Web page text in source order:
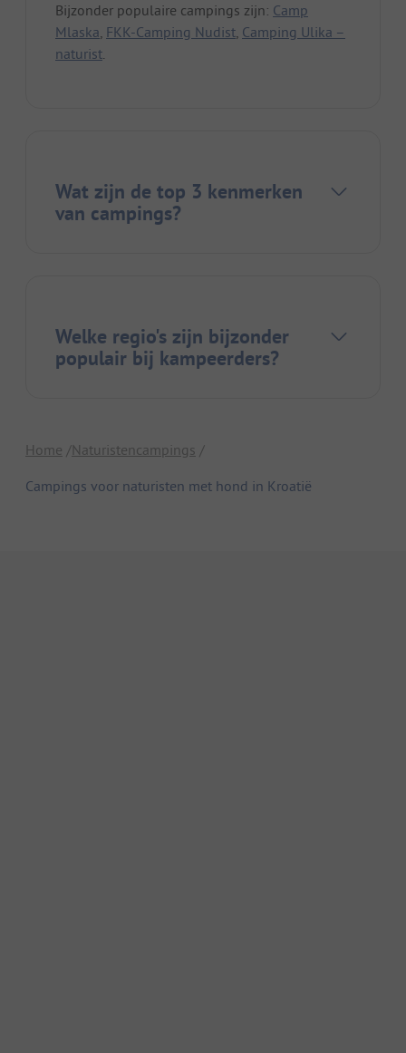
Bijzonder populaire campings zijn: Camp
Mlaska, FKK-Camping Nudist, Camping Ulika –
naturist.
Wat zijn de top 3 kenmerken
van campings?
Welke regio's zijn bijzonder
populair bij kampeerders?
Home
Naturistencampings
Campings voor naturisten met hond in Kroatië